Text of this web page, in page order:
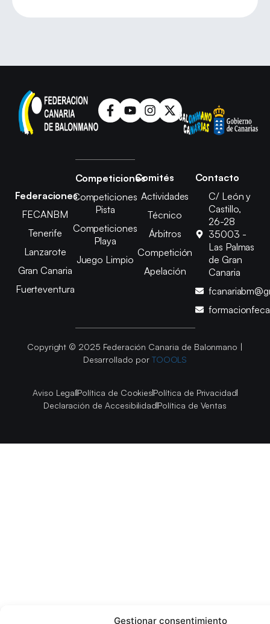
Gestionar consentimiento
Federaciones
FECANBM
Tenerife
Lanzarote
Gran Canaria
Fuerteventura
Competiciones
Competiciones
Pista
Competiciones
Playa
Juego Limpio
Comités
Actividades
Técnico
Árbitros
Competición
Apelación
Contacto
C/ León y
Castillo,
26-28
35003 -
Las Palmas
de Gran
Canaria
Copyright © 2025 Federación Canaria de Balonmano |
Desarrollado por TOOOLS
Aviso LegalPolítica de CookiesPolítica de Privacidad
Declaración de AccesibilidadPolítica de Ventas